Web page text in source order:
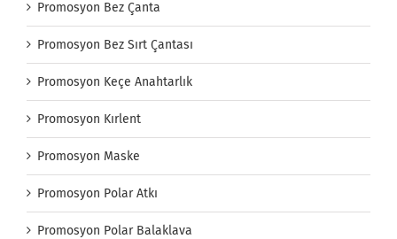
Promosyon Bez Çanta
Promosyon Bez Sırt Çantası
Promosyon Keçe Anahtarlık
Promosyon Kırlent
Promosyon Maske
Promosyon Polar Atkı
Promosyon Polar Balaklava